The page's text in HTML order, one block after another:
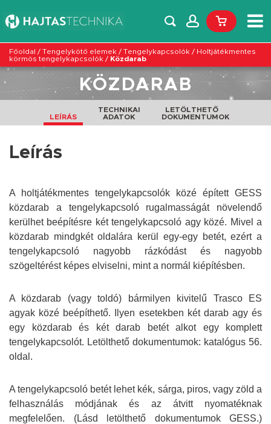
Főoldal / Tengelykötő elemek / Tengelykapcsolók / Holtjátékmentes
körmös tengelykapcsolók / Közdarab
KÖZDARAB
LEÍRÁS
TECHNIKAI
ADATOK
LETÖLTHETŐ
DOKUMENTUMOK
Leírás
A holtjátékmentes tengelykapcsolók közé épített GESS
közdarab a tengelykapcsoló rugalmasságát növelendő
kerülhet beépítésre két tengelykapcsoló agy közé. Mivel a
közdarab mindgkét oldalára kerül egy-egy betét, ezért a
tengelykapcsoló nagyobb rázkódást és nagyobb
szögeltérést képes elviselni, mint a normál kiépítésben.
A közdarab (vagy toldó) bármilyen kivitelű Trasco ES
agyak közé beépíthető. Ilyen esetekben két darab agy és
egy közdarab és két darab betét alkot egy komplett
tengelykapcsolót. Letölthető dokumentumok: katalógus 56.
oldal.
A tengelykapcsoló betét lehet kék, sárga, piros, vagy zöld a
felhasználás módjának és az átvitt nyomatéknak
megfelelően. (Lásd letölthető dokumentumok GESS.)